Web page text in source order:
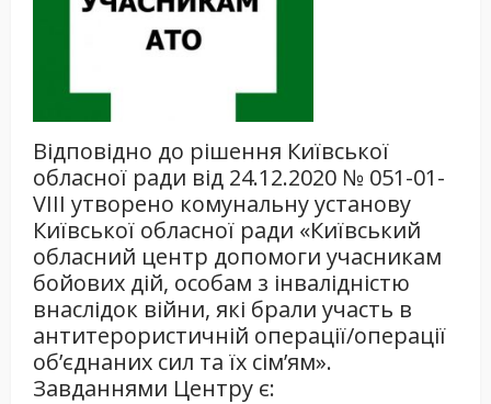
Відповідно до рішення Київської
обласної ради від 24.12.2020 № 051-01-
VIII утворено комунальну установу
Київської обласної ради «Київський
обласний центр допомоги учасникам
бойових дій, особам з інвалідністю
внаслідок війни, які брали участь в
антитерористичній операції/операції
об’єднаних сил та їх сім’ям».
Завданнями Центру є: